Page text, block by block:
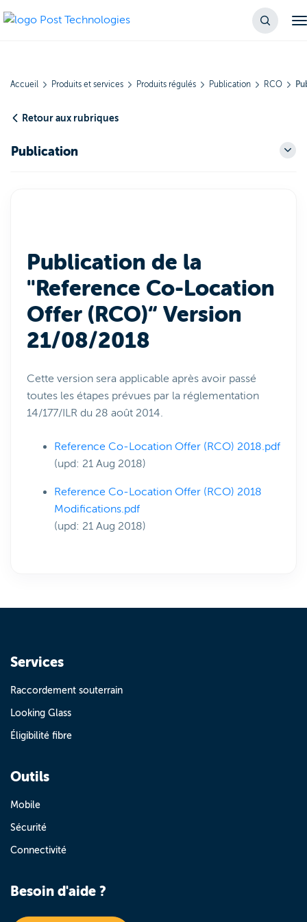
Accueil Produits et services Produits régulés Publication RCO
Retour aux rubriques
Publication
Publication de la
"Reference Co-Location
Offer (RCO)“ Version
21/08/2018
Cette version sera applicable après avoir passé
toutes les étapes prévues par la réglementation
14/177/ILR du 28 août 2014.
Reference Co-Location Offer (RCO) 2018.pdf
(upd: 21 Aug 2018)
Reference Co-Location Offer (RCO) 2018
Modifications.pdf
(upd: 21 Aug 2018)
Services
Raccordement souterrain
Looking Glass
Éligibilité fibre
Outils
Mobile
Sécurité
Connectivité
Besoin d'aide ?